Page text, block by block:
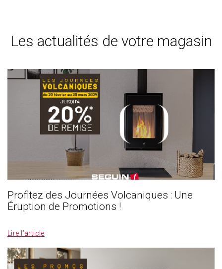
Les actualités de votre magasin
Profitez des Journées Volcaniques : Une
Éruption de Promotions !
Lire l’article